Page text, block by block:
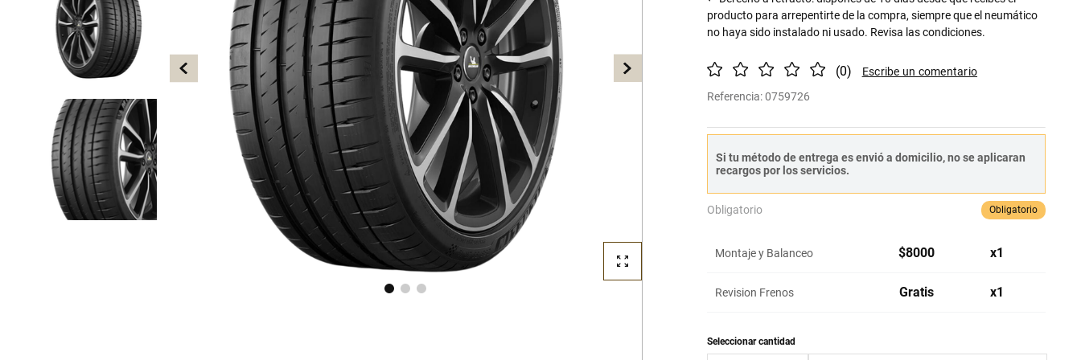
producto para arrepentirte de la compra, siempre que el neumático
no haya sido instalado ni usado. Revisa las condiciones.
(0)
Referencia:0759726
Si tu método de entrega es envió a domicilio, no se aplicaran
recargos por los servicios.
Obligatorio Obligatorio
Montaje y Balanceo $8000 x1
Revision Frenos Gratis x1